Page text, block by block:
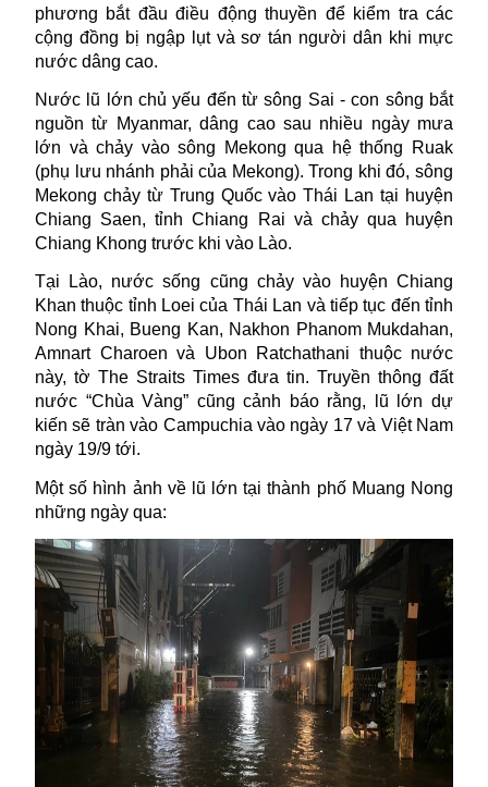
phương bắt đầu điều động thuyền để kiểm tra các
cộng đồng bị ngập lụt và sơ tán người dân khi mực
nước dâng cao.
Nước lũ lớn chủ yếu đến từ sông Sai - con sông bắt
nguồn từ Myanmar, dâng cao sau nhiều ngày mưa
lớn và chảy vào sông Mekong qua hệ thống Ruak
(phụ lưu nhánh phải của Mekong). Trong khi đó, sông
Mekong chảy từ Trung Quốc vào Thái Lan tại huyện
Chiang Saen, tỉnh Chiang Rai và chảy qua huyện
Chiang Khong trước khi vào Lào.
Tại Lào, nước sống cũng chảy vào huyện Chiang
Khan thuộc tỉnh Loei của Thái Lan và tiếp tục đến tỉnh
Nong Khai, Bueng Kan, Nakhon Phanom Mukdahan,
Amnart Charoen và Ubon Ratchathani thuộc nước
này, tờ The Straits Times đưa tin. Truyền thông đất
nước “Chùa Vàng” cũng cảnh báo rằng, lũ lớn dự
kiến sẽ tràn vào Campuchia vào ngày 17 và Việt Nam
ngày 19/9 tới.
Một số hình ảnh về lũ lớn tại thành phố Muang Nong
những ngày qua: